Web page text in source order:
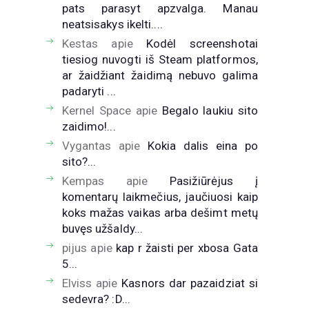
pats parasyt apzvalga. Manau
neatsisakys ikelti....
Kestas apie Kodėl screenshotai
tiesiog nuvogti iš Steam platformos,
ar žaidžiant žaidimą nebuvo galima
padaryti ...
Kernel Space apie Begalo laukiu sito
zaidimo!...
Vygantas apie Kokia dalis eina po
sito?...
Kempas apie Pasižiūrėjus į
komentarų laikmečius, jaučiuosi kaip
koks mažas vaikas arba dešimt metų
buvęs užšaldy...
pijus apie kap r žaisti per xbosa Gata
5...
Elviss apie Kasnors dar pazaidziat si
sedevra? :D...